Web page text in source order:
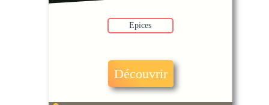
Epices
Découvrir